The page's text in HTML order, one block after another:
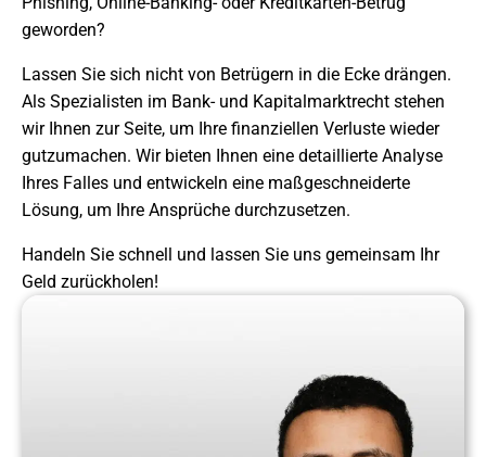
geworden?
Lassen Sie sich nicht von Betrügern in die Ecke drängen.
Als Spezialisten im Bank- und Kapitalmarktrecht stehen
wir Ihnen zur Seite, um Ihre finanziellen Verluste wieder
gutzumachen. Wir bieten Ihnen eine detaillierte Analyse
Ihres Falles und entwickeln eine maßgeschneiderte
Lösung, um Ihre Ansprüche durchzusetzen.
Handeln Sie schnell und lassen Sie uns gemeinsam Ihr
Geld zurückholen!